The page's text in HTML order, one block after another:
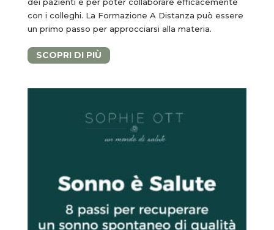
con i colleghi. La Formazione A Distanza può essere
un primo passo per approcciarsi alla materia.
SCOPRI DI PIÙ